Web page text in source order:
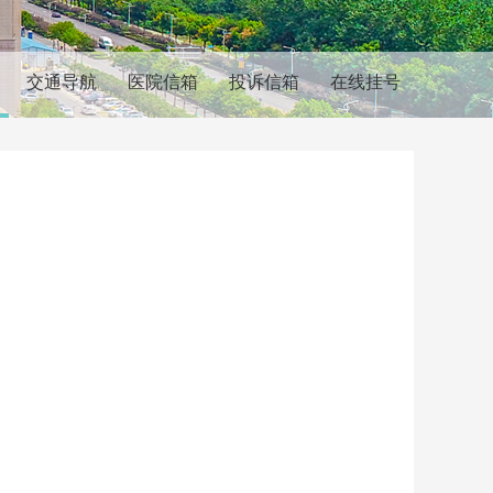
交通导航 医院信箱 投诉信箱 在线挂号